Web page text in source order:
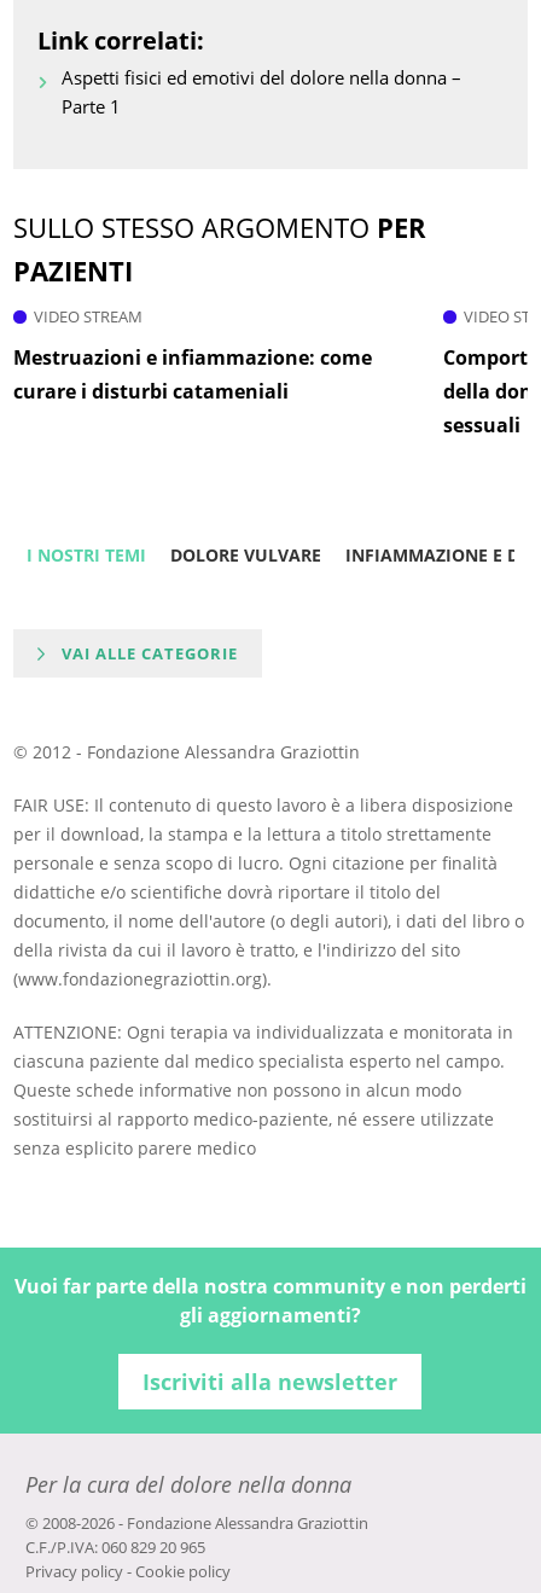
Link correlati:
Aspetti fisici ed emotivi del dolore nella donna –
Parte 1
SULLO STESSO ARGOMENTO PER
PAZIENTI
VIDEO STREAM
Mestruazioni e infiammazione: come
curare i disturbi catameniali
VIDEO
della
sessuali
I NOSTRI TEMI DOLORE VULVARE INFIAMMAZIONE E
VAI ALLE CATEGORIE
© 2012 - Fondazione Alessandra Graziottin
FAIR USE: Il contenuto di questo lavoro è a libera disposizione
per il download, la stampa e la lettura a titolo strettamente
personale e senza scopo di lucro. Ogni citazione per finalità
didattiche e/o scientifiche dovrà riportare il titolo del
documento, il nome dell'autore (o degli autori), i dati del libro o
della rivista da cui il lavoro è tratto, e l'indirizzo del sito
(www.fondazionegraziottin.org).
ATTENZIONE: Ogni terapia va individualizzata e monitorata in
ciascuna paziente dal medico specialista esperto nel campo.
Queste schede informative non possono in alcun modo
sostituirsi al rapporto medico-paziente, né essere utilizzate
senza esplicito parere medico
Vuoi far parte della nostra community e non perderti
gli aggiornamenti?
Iscriviti alla newsletter
Per la cura del dolore nella donna
© 2008-2026 - Fondazione Alessandra Graziottin
C.F./P.IVA: 060 829 20 965
Privacy policy-Cookie policy